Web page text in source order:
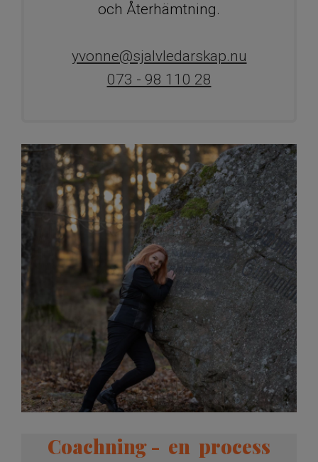
och Återhämtning.
yvonne@sjalvledarskap.nu
073 - 98 110 28
Coachning - en process